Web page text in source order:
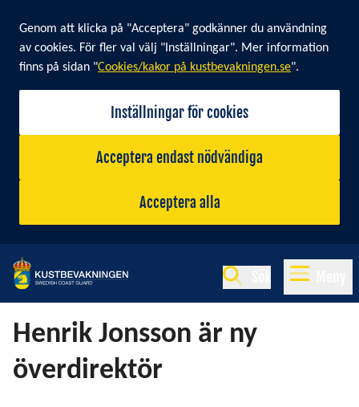
Cookie banner
Genom att klicka på "Acceptera" godkänner du användning
av cookies. För fler val välj "Inställningar". Mer information
finns på sidan "Cookies/kakor på kustbevakningen.se".
Inställningar för cookies
Acceptera endast nödvändiga
Acceptera alla
Henrik Jonsson är ny
överdirektör